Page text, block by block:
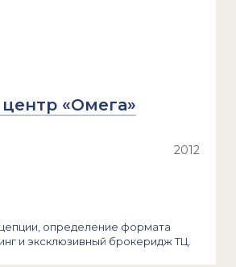
«Омега»
2012
определение формата
и эксклюзивный брокеридж ТЦ.